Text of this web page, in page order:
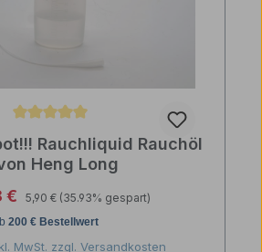
Bewertung von 5 von 5 Sternen
Rauchliquid Rauchöl
Heng Long
€ Regulärer Preis:
5,90 € (35.93% gespart)
MwSt. zzgl. Versandkosten